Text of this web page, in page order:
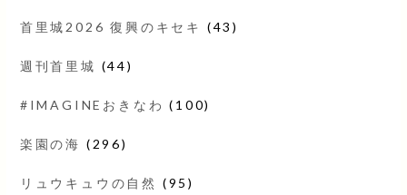
首里城2026 復興のキセキ (43)
週刊首里城 (44)
#IMAGINEおきなわ (100)
楽園の海 (296)
リュウキュウの自然 (95)